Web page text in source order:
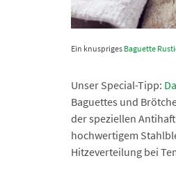
Ein knuspriges Baguette
Unser Special-Tipp:
Baguettes und
der speziellen
hochwertigem
Hitzeverteilung bei